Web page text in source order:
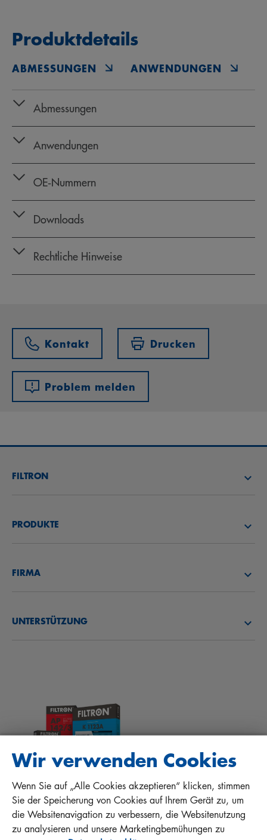
Produktdetails
ABMESSUNGEN ANWENDUNGEN
Abmessungen
Anwendungen
OE‑Nummern
Downloads
Rechtliche Hinweise
Kontakt Drucken
Problem melden
FILTRON
PRODUKTE
PROTECT+
FIRMA
UNTERSTÜTZUNG
FAQ
MANN+HUMMEL FT Poland
Sp. z o. o. Sp. k.
ul. Wrocławska 145, 63-800 GOSTYŃ, POLAND
Wir verwenden Cookies
Wenn Sie auf „Alle Cookies akzeptieren“ klicken, stimmen
Sie der Speicherung von Cookies auf Ihrem Gerät zu, um
die Websitenavigation zu verbessern, die Websitenutzung
zu analysieren und unsere Marketingbemühungen zu